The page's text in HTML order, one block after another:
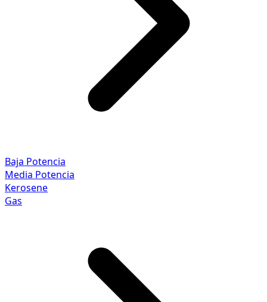
Baja Potencia
Media Potencia
Kerosene
Gas